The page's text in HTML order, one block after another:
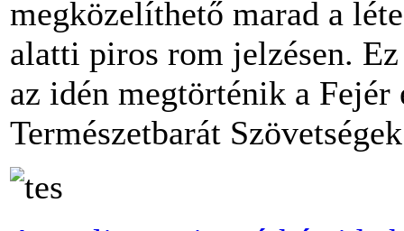
megközelíthető marad a
alatti piros rom jelzésen.
az idén megtörténik a Fejér
Természetbarát